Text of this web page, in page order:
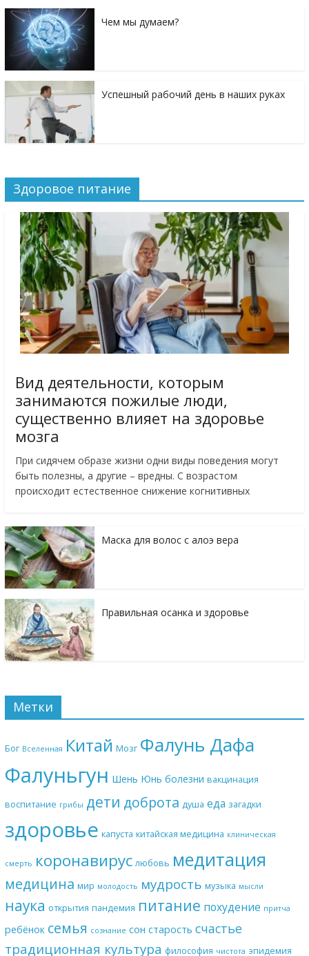
Чем мы думаем?
Успешный рабочий день в наших руках
Здоровое питание
Вид деятельности, которым
занимаются пожилые люди,
существенно влияет на здоровье
мозга
При сидячем образе жизни одни виды поведения могут
быть полезны, а другие – вредны. С возрастом
происходит естественное снижение когнитивных
Маска для волос с алоэ вера
Правильная осанка и здоровье
Метки
Бог Вселенная Китай Мозг Фалунь Дафа
Фалуньгун Шень Юнь болезни вакцинация
воспитание грибы дети доброта душа еда загадки
здоровье капуста китайская медицина клиническая
смерть коронавирус любовь медитация
медицина мир молодость мудрость музыка мысли
наука открытия пандемия питание похудение притча
ребёнок семья сознание сон старость счастье
традиционная культура философия чистота эпидемия